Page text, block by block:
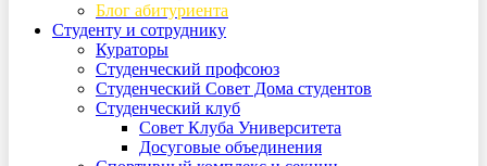
Блог абитуриента
Студенту и сотруднику
Кураторы
Студенческий профсоюз
Студенческий Совет Дома студентов
Студенческий клуб
Совет Клуба Университета
Досуговые объединения